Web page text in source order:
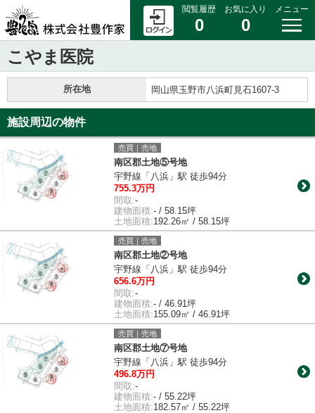
閲覧履歴
0
お気に入り
0
メニュー
こやま医院
所在地 岡山県玉野市八浜町見石1607-3
施設周辺の物件
売買｜売地
南区郡土地⑤号地
宇野線「八浜」駅 徒歩94分
755.3万円
間取:-
建物面積:- / 58.15坪
土地面積:192.26㎡ / 58.15坪
売買｜売地
南区郡土地②号地
宇野線「八浜」駅 徒歩94分
656.6万円
間取:-
建物面積:- / 46.91坪
土地面積:155.09㎡ / 46.91坪
売買｜売地
南区郡土地⑦号地
宇野線「八浜」駅 徒歩94分
496.8万円
間取:-
建物面積:- / 55.22坪
土地面積:182.57㎡ / 55.22坪